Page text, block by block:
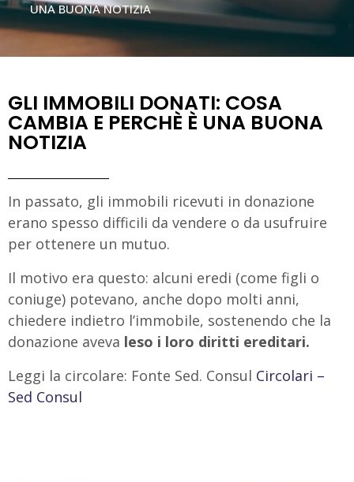
UNA BUONA NOTIZIA
GLI IMMOBILI DONATI: COSA
CAMBIA E PERCHÈ È UNA BUONA
NOTIZIA
In passato, gli immobili ricevuti in donazione
erano spesso difficili da vendere o da usufruire
per ottenere un mutuo.
Il motivo era questo: alcuni eredi (come figli o
coniuge) potevano, anche dopo molti anni,
chiedere indietro l’immobile, sostenendo che la
donazione aveva leso i loro diritti ereditari.
Leggi la circolare: Fonte Sed. Consul Circolari –
Sed Consul